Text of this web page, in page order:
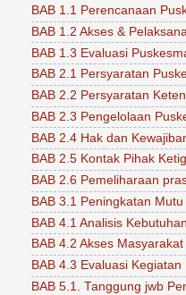
BAB 1.1 Perencanaan
BAB 1.2 Akses &
BAB 1.3 Evaluasi
BAB 2.1 Persyaratan
BAB 2.2 Persyaratan
BAB 2.3 Pengelolaan
BAB 2.4 Hak dan
BAB 2.5 Kontak Pihak
BAB 2.6 Pemeliharaan
BAB 3.1 Peningkatan
BAB 4.1 Analisis
BAB 4.2 Akses
BAB 4.3 Evaluasi Kegiatan
BAB 5.1. Tanggung jwb